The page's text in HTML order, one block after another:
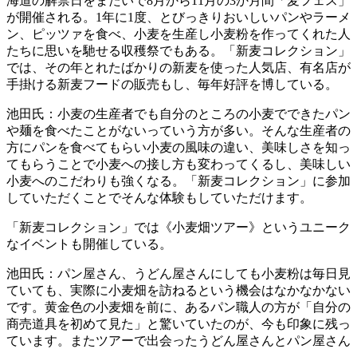
が開催される。1年に1度、とびっきりおいしいパンやラーメ
ン、ピッツァを食べ、小麦を生産し小麦粉を作ってくれた人
たちに思いを馳せる収穫祭でもある。「新麦コレクション」
では、その年とれたばかりの新麦を使った人気店、有名店が
手掛ける新麦フードの販売もし、毎年好評を博している。
池田氏：小麦の生産者でも自分のところの小麦でできたパン
や麺を食べたことがないっていう方が多い。そんな生産者の
方にパンを食べてもらい小麦の風味の違い、美味しさを知っ
てもらうことで小麦への接し方も変わってくるし、美味しい
小麦へのこだわりも強くなる。「新麦コレクション」に参加
していただくことでそんな体験もしていただけます。
「新麦コレクション」では《小麦畑ツアー》というユニーク
なイベントも開催している。
池田氏：パン屋さん、うどん屋さんにしても小麦粉は毎日見
ていても、実際に小麦畑を訪ねるという機会はなかなかない
です。黄金色の小麦畑を前に、あるパン職人の方が「自分の
商売道具を初めて見た」と驚いていたのが、今も印象に残っ
ています。またツアーで出会ったうどん屋さんとパン屋さん